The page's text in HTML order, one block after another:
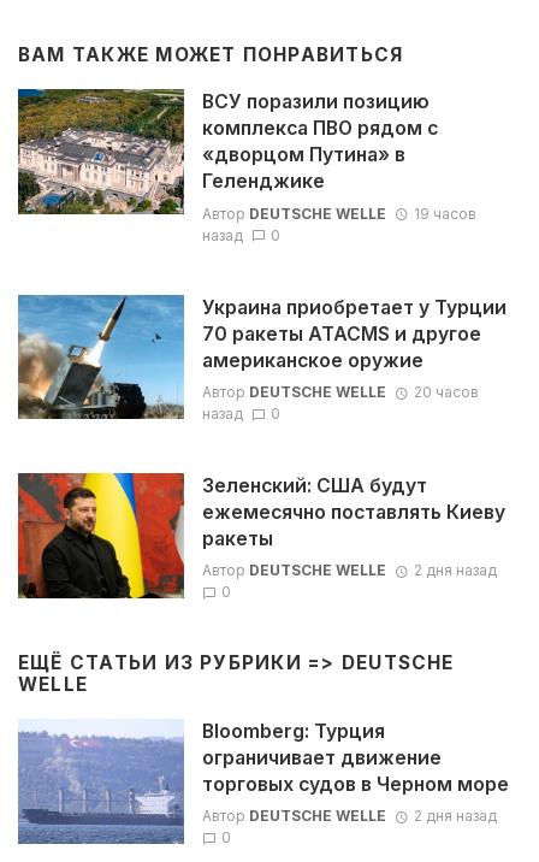
ВАМ ТАКЖЕ МОЖЕТ ПОНРАВИТЬСЯ
ВСУ поразили позицию
комплекса ПВО рядом с
«дворцом Путина» в
Геленджике
Автор DEUTSCHE WELLE
19 часов
назад
0
Украина приобретает у Турции
70 ракеты ATACMS и другое
американское оружие
Автор DEUTSCHE WELLE
20 часов
назад
0
Зеленский: США будут
ежемесячно поставлять Киеву
ракеты
Автор DEUTSCHE WELLE
2 дня назад
0
ЕЩЁ СТАТЬИ ИЗ РУБРИКИ => DEUTSCHE
WELLE
Bloomberg: Турция
ограничивает движение
торговых судов в Черном море
Автор DEUTSCHE WELLE
2 дня назад
0